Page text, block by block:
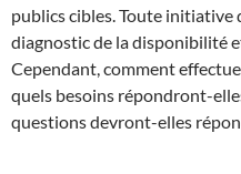
publics cibles. Toute
diagnostic de la disponibilité
Cependant, comment
quels besoins répondront-
questions devront-elles